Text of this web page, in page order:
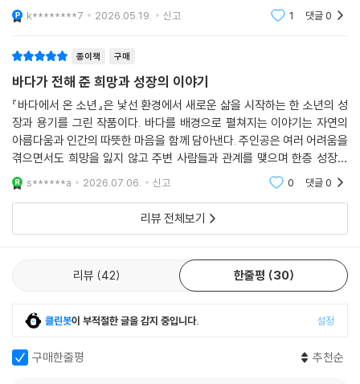
니다. 인간과 자연의 깊은 연결고리를 일깨우며, 우리를 둘러싼 거대한 세
계와 삶의 순리에
k********7 2026.05.19. 신고 1 댓글0
종이책 구매
바다가 전해 준 희망과 성장의 이야기
『바다에서 온 소년』은 낯선 환경에서 새로운 삶을 시작하는 한 소년의 성
장과 용기를 그린 작품이다. 바다를 배경으로 펼쳐지는 이야기는 자연의
아름다움과 인간의 따뜻한 마음을 함께 담아낸다. 주인공은 여러 어려움을
겪으면서도 희망을 잃지 않고 주변 사람들과 관계를 맺으며 한층 성장한
다. 잔잔한 감동과 함께 가족, 우정, 용기의 의미를 되새기게 하는 이야기
로, 어린이와 청
s******a 2026.07.06. 신고 0 댓글0
리뷰 전체보기
리뷰 42 한줄평 30
클린봇이 부적절한 글을 감지 중입니다. 설정
구매한줄평 추천순